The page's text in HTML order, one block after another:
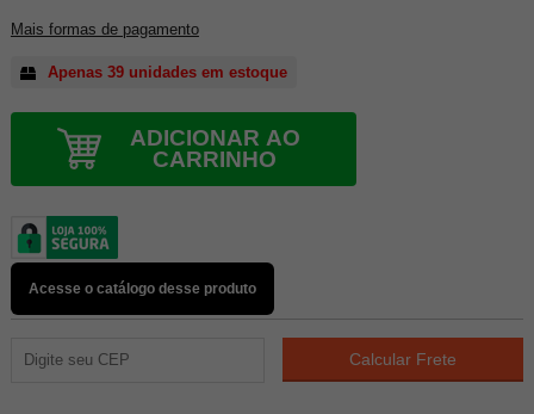
Mais formas de pagamento
Apenas 39 unidades em estoque
ADICIONAR AO
CARRINHO
Acesse o catálogo desse produto